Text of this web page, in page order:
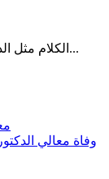
الكلام مثل الدواء إذا أقللت منه نفع وإن أكثرت منه قتل...
وفاة معالي